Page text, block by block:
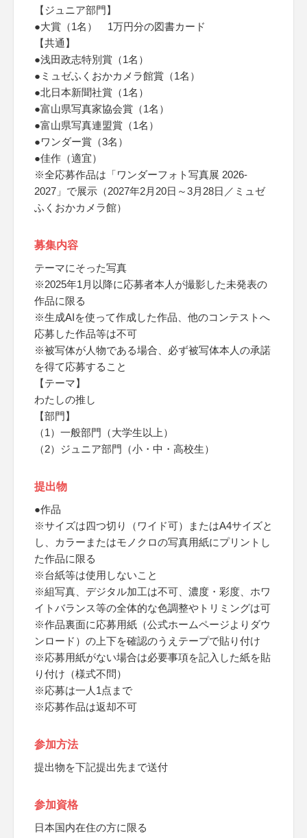
【ジュニア部門】
●大賞（1名） 1万円分の図書カード
【共通】
●浅田政志特別賞（1名）
●ミュゼふくおかカメラ館賞（1名）
●北日本新聞社賞（1名）
●富山県写真家協会賞（1名）
●富山県写真連盟賞（1名）
●ワンダー賞（3名）
●佳作（適宜）
※全応募作品は「ワンダーフォト写真展 2026-
2027」で展示（2027年2月20日～3月28日／ミュゼ
ふくおかカメラ館）
募集内容
テーマにそった写真
※2025年1月以降に応募者本人が撮影した未発表の
作品に限る
※生成AIを使って作成した作品、他のコンテストへ
応募した作品等は不可
※被写体が人物である場合、必ず被写体本人の承諾
を得て応募すること
【テーマ】
わたしの推し
【部門】
（1）一般部門（大学生以上）
（2）ジュニア部門（小・中・高校生）
提出物
●作品
※サイズは四つ切り（ワイド可）またはA4サイズと
し、カラーまたはモノクロの写真用紙にプリントし
た作品に限る
※台紙等は使用しないこと
※組写真、デジタル加工は不可、濃度・彩度、ホワ
イトバランス等の全体的な色調整やトリミングは可
※作品裏面に応募用紙（公式ホームページよりダウ
ンロード）の上下を確認のうえテープで貼り付け
※応募用紙がない場合は必要事項を記入した紙を貼
り付け（様式不問）
※応募は一人1点まで
※応募作品は返却不可
参加方法
提出物を下記提出先まで送付
参加資格
日本国内在住の方に限る